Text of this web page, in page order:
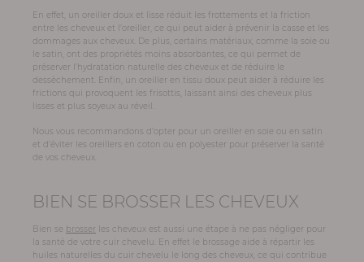
En effet, un oreiller doux et lisse réduit les frottements et la friction
entre les cheveux et l’oreiller, ce qui peut aider à prévenir la casse et les
dommages aux cheveux. De plus, certains matériaux, comme la soie ou
le satin, ont des propriétés moins absorbantes, ce qui permet de
préserver l’hydratation naturelle des cheveux et de réduire le
dessèchement. Enfin, un oreiller en tissu doux peut aider à réduire les
frictions qui provoquent les frisottis, laissant ainsi des cheveux plus
lisses et plus soyeux au réveil.
Nous vous recommandons d’opter pour un oreiller en soie ou en satin
et d’éviter les oreillers en coton ou en polyester pour préserver la santé
de vos cheveux.
BIEN SE BROSSER LES CHEVEUX
Bien se brosser les cheveux est aussi une étape à ne pas négliger pour
la santé de votre cuir chevelu. En effet le brossage aide à répartir les
huiles naturelles du cuir chevelu le long des cheveux, ce qui contribue